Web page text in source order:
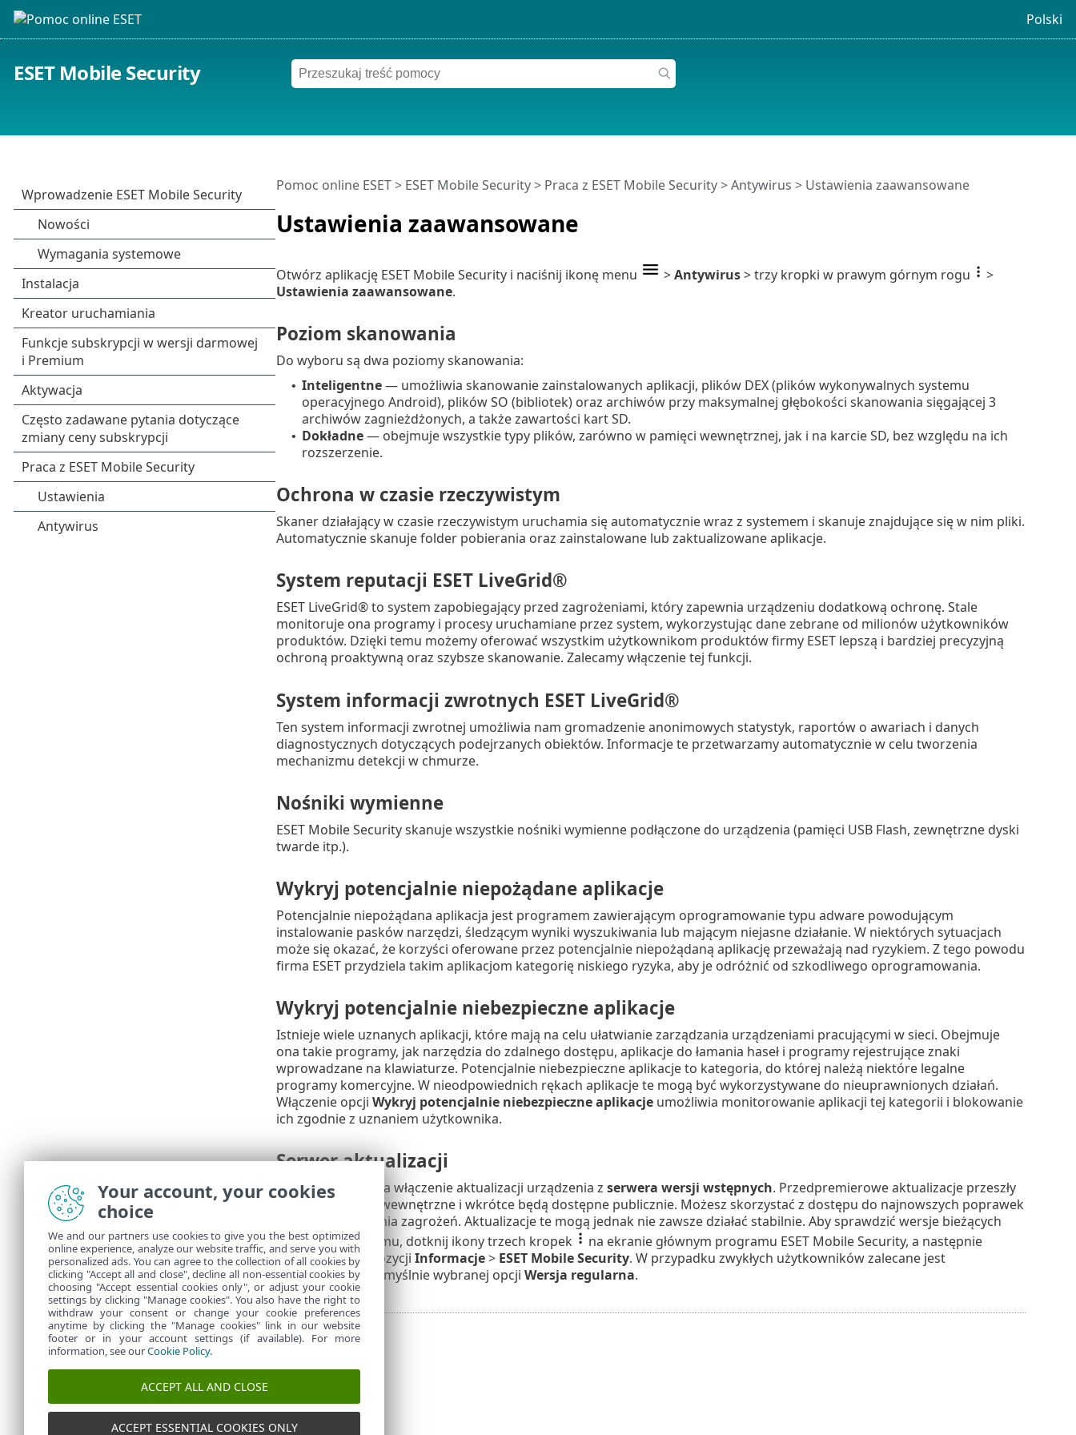
Polski
ESET Mobile Security
Ustawienia zaawansowane
Pomoc online ESET> ESET Mobile Security> Praca z ESET Mobile Security >Antywirus > Ustawienia zaawansowane
Otwórz aplikację ESET Mobile Security i naciśnij ikonę menu >Antywirus> trzy kropki w prawym górnym rogu
>
Ustawienia zaawansowane.
Poziom skanowania
Do wyboru są dwa poziomy skanowania:
• Inteligentne— umożliwia skanowanie zainstalowanych aplikacji, plików DEX (plików wykonywalnych systemu
operacyjnego Android), plików SO (bibliotek) oraz archiwów przy maksymalnej głębokości skanowania sięgającej 3
archiwów zagnieżdżonych, a także zawartości kart SD.
• Dokładne— obejmuje wszystkie typy plików, zarówno w pamięci wewnętrznej, jak i na karcie SD, bez względu na ich
rozszerzenie.
Ochrona w czasie rzeczywistym
Skaner działający w czasie rzeczywistym uruchamia się automatycznie wraz z systemem i skanuje znajdujące się w nim pliki.
Automatycznie skanuje folder pobierania oraz zainstalowane lub zaktualizowane aplikacje.
System reputacji ESET LiveGrid®
ESET LiveGrid® to system zapobiegający przed zagrożeniami, który zapewnia urządzeniu dodatkową ochronę. Stale
monitoruje ona programy i procesy uruchamiane przez system, wykorzystując dane zebrane od milionów użytkowników
produktów. Dzięki temu możemy oferować wszystkim użytkownikom produktów firmy ESET lepszą i bardziej precyzyjną
ochroną proaktywną oraz szybsze skanowanie. Zalecamy włączenie tej funkcji.
System informacji zwrotnych ESET LiveGrid®
Ten system informacji zwrotnej umożliwia nam gromadzenie anonimowych statystyk, raportów o awariach i danych
diagnostycznych dotyczących podejrzanych obiektów. Informacje te przetwarzamy automatycznie w celu tworzenia
mechanizmu detekcji w chmurze.
Nośniki wymienne
ESET Mobile Security skanuje wszystkie nośniki wymienne podłączone do urządzenia (pamięci USB Flash, zewnętrzne dyski
twarde itp.).
Wykryj potencjalnie niepożądane aplikacje
Potencjalnie niepożądana aplikacja jest programem zawierającym oprogramowanie typu adware powodującym
instalowanie pasków narzędzi, śledzącym wyniki wyszukiwania lub mającym niejasne działanie. W niektórych sytuacjach
może się okazać, że korzyści oferowane przez potencjalnie niepożądaną aplikację przeważają nad ryzykiem. Z tego powodu
firma ESET przydziela takim aplikacjom kategorię niskiego ryzyka, aby je odróżnić od szkodliwego oprogramowania.
Wykryj potencjalnie niebezpieczne aplikacje
Istnieje wiele uznanych aplikacji, które mają na celu ułatwianie zarządzania urządzeniami pracującymi w sieci. Obejmuje
ona takie programy, jak narzędzia do zdalnego dostępu, aplikacje do łamania haseł i programy rejestrujące znaki
wprowadzane na klawiaturze. Potencjalnie niebezpieczne aplikacje to kategoria, do której należą niektóre legalne
programy komercyjne. W nieodpowiednich rękach aplikacje te mogą być wykorzystywane do nieuprawnionych działań.
Włączenie opcji Wykryj potencjalnie niebezpieczne aplikacjeumożliwia monitorowanie aplikacji tej kategorii i blokowanie
ich zgodnie z uznaniem użytkownika.
Serwer aktualizacji
Ta opcja umożliwia włączenie aktualizacji urządzenia z serwera wersji wstępnych. Przedpremierowe aktualizacje przeszły
gruntowne testy wewnętrzne i wkrótce będą dostępne publicznie. Możesz skorzystać z dostępu do najnowszych poprawek
i metod wykrywania zagrożeń. Aktualizacje te mogą jednak nie zawsze działać stabilnie. Aby sprawdzić wersje bieżących
modułów programu, dotknij ikony trzech kropek
na ekranie głównym programu ESET Mobile Security, a następnie
dotknij kolejno pozycji Informacje> ESET Mobile Security. W przypadku zwykłych użytkowników zalecane jest
pozostawienie domyślnie wybranej opcji Wersja regularna.
Your account, your cookies
choice
We and our partners use cookies to give you the best optimized
online experience, analyze our website traffic, and serve you with
personalized ads. You can agree to the collection of all cookies by
clicking "Accept all and close", decline all non-essential cookies by
choosing "Accept essential cookies only", or adjust your cookie
settings by clicking "Manage cookies". You also have the right to
withdraw your consent or change your cookie preferences
anytime by clicking the "Manage cookies" link in our website
footer or in your account settings (if available). For more
information, see ourCookie Policy.
ACCEPT ALL AND CLOSE
ACCEPT ESSENTIAL COOKIES ONLY